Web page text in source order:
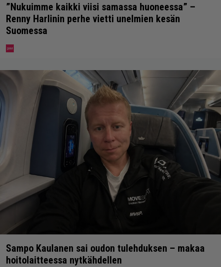
”Nukuimme kaikki viisi samassa huoneessa” –
Renny Harlinin perhe vietti unelmien kesän
Suomessa
Sampo Kaulanen sai oudon tulehduksen – makaa
hoitolaitteessa nytkähdellen